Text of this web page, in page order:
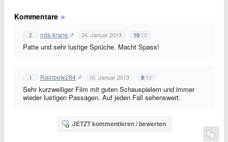
Kommentare
2 nds-krane 24. Januar 2013 10/10
Patte und sehr lustige Sprüche. Macht Spass!
1 Rainbow284 10. Januar 2013 9/10
Sehr kurzweiliger Film mit guten Schauspielern und immer
wieder lustigen Passagen. Auf jeden Fall sehenswert.
JETZT kommentieren / bewerten